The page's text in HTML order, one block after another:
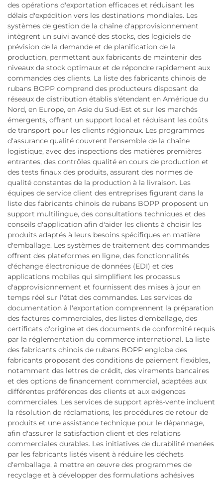
des opérations d'exportation efficaces et réduisant les
délais d'expédition vers les destinations mondiales. Les
systèmes de gestion de la chaîne d'approvisionnement
intègrent un suivi avancé des stocks, des logiciels de
prévision de la demande et de planification de la
production, permettant aux fabricants de maintenir des
niveaux de stock optimaux et de répondre rapidement aux
commandes des clients. La liste des fabricants chinois de
rubans BOPP comprend des producteurs disposant de
réseaux de distribution établis s'étendant en Amérique du
Nord, en Europe, en Asie du Sud-Est et sur les marchés
émergents, offrant un support local et réduisant les coûts
de transport pour les clients régionaux. Les programmes
d'assurance qualité couvrent l'ensemble de la chaîne
logistique, avec des inspections des matières premières
entrantes, des contrôles qualité en cours de production et
des tests finaux des produits, assurant des normes de
qualité constantes de la production à la livraison. Les
équipes de service client des entreprises figurant dans la
liste des fabricants chinois de rubans BOPP proposent un
support multilingue, des consultations techniques et des
conseils d'application afin d'aider les clients à choisir les
produits adaptés à leurs besoins spécifiques en matière
d'emballage. Les systèmes de traitement des commandes
offrent des plateformes en ligne, des fonctionnalités
d'échange électronique de données (EDI) et des
applications mobiles qui simplifient les processus
d'approvisionnement et fournissent des mises à jour en
temps réel sur l'état des commandes. Les services de
documentation à l'exportation comprennent la préparation
des factures commerciales, des listes d'emballage, des
certificats d'origine et des documents de conformité requis
par la réglementation du commerce international. La liste
des fabricants chinois de rubans BOPP englobe des
fabricants proposant des conditions de paiement flexibles,
notamment des lettres de crédit, des virements bancaires
et des options de financement commercial, adaptées aux
différentes préférences des clients et aux exigences
commerciales. Les services de support après-vente incluent
la résolution de réclamations, les procédures de retour de
produits et une assistance technique pour le dépannage,
afin d'assurer la satisfaction client et des relations
commerciales durables. Les initiatives de durabilité menées
par les fabricants listés visent à réduire les déchets
d'emballage, à mettre en œuvre des programmes de
recyclage et à développer des formulations adhésives